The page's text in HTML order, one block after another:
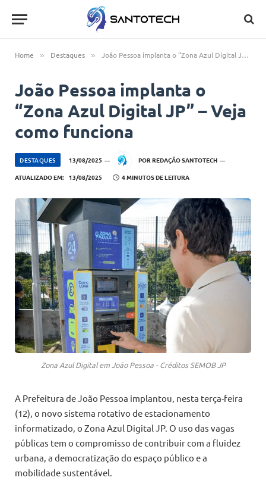
Home » Destaques » João Pessoa implanta o “Zona Azul Digital JP” – Veja como funciona
João Pessoa implanta o
“Zona Azul Digital JP” – Veja
como funciona
DESTAQUES 13/08/2025 POR REDAÇÃO SANTOTECH
ATUALIZADO EM: 13/08/2025 4 MINUTOS DE LEITURA
Zona Azul Digital em João Pessoa - Créditos SEMOB JP
A Prefeitura de João Pessoa implantou, nesta terça-feira
(12), o novo sistema rotativo de estacionamento
informatizado, o Zona Azul Digital JP. O uso das vagas
públicas tem o compromisso de contribuir com a fluidez
urbana, a democratização do espaço público e a
mobilidade sustentável.